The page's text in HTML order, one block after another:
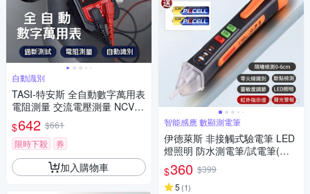
自動識別
TASI-特安斯 全自動數字萬用表
電阻測量 交流電壓測量 NCV非
接觸感應 三用電表 電流表 測量
工具
$642 $661
限時下殺
券
加入購物車
智能感應 數顯測電筆
伊德萊斯 非接觸式驗電筆 LED
燈照明 防水測電筆/試電筆(電
流檢測 火線檢測 電壓偵測器 驗
電器)
$360 $399
5 (1)